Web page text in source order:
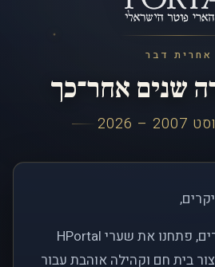
אחרית דבר
שנים אחר־כך
לפני כמעט שני עשורים, פתחנו את שערי HPortal
בית חם וקהילה אוהבת עבור